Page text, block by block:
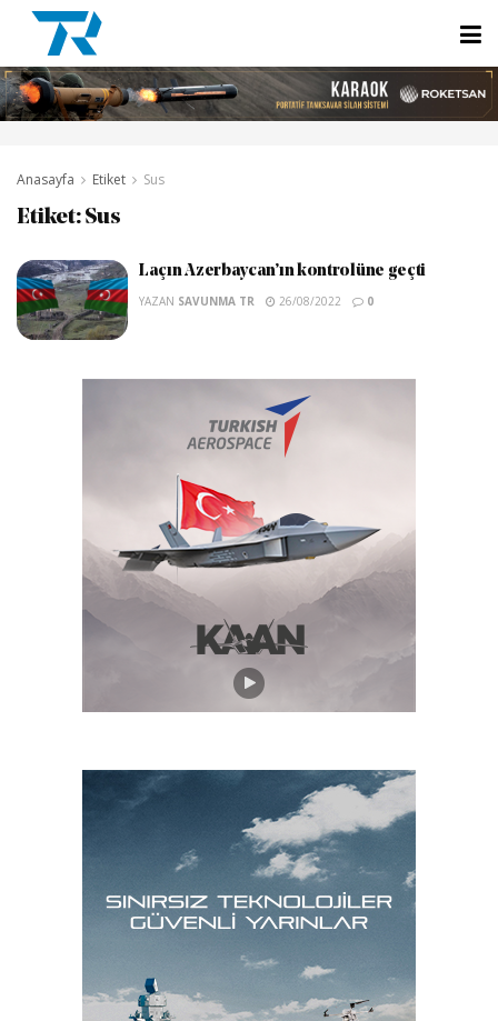
Anasayfa Etiket Sus
Etiket: Sus
Laçın Azerbaycan’ın kontrolüne geçti
YAZAN SAVUNMA TR 26/08/2022 0